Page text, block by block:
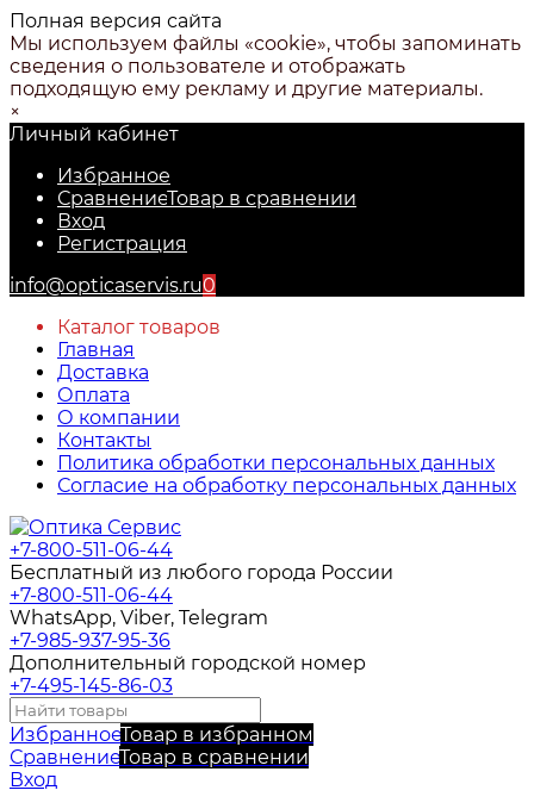
Полная версия сайта
Мы используем файлы «cookie», чтобы запоминать
сведения о пользователе и отображать
подходящую ему рекламу и другие материалы.
×
Личный кабинет
Избранное
СравнениеТовар в сравнении
Вход
Регистрация
info@opticaservis.ru0
Каталог товаров
Главная
Доставка
Оплата
О компании
Контакты
Политика обработки персональных данных
Согласие на обработку персональных данных
+7-800-511-06-44
Бесплатный из любого города России
+7-800-511-06-44
WhatsApp, Viber, Telegram
+7-985-937-95-36
Дополнительный городской номер
+7-495-145-86-03
ИзбранноеТовар в избранном
СравнениеТовар в сравнении
Вход